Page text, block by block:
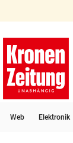
account_circle Anmelden
Web Elektronik